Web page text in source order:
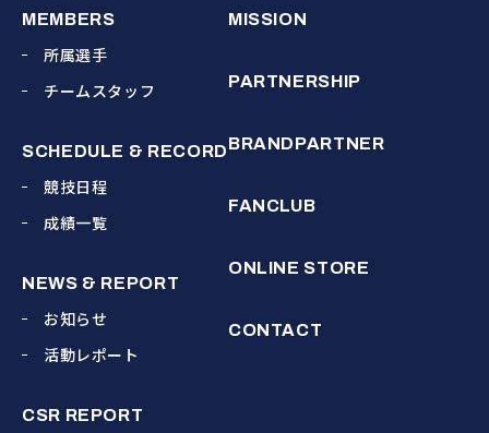
MEMBERS
所属選手
チームスタッフ
SCHEDULE & RECORD
競技日程
成績一覧
NEWS & REPORT
お知らせ
活動レポート
CSR REPORT
MISSION
PARTNERSHIP
BRANDPARTNER
FANCLUB
ONLINE STORE
CONTACT